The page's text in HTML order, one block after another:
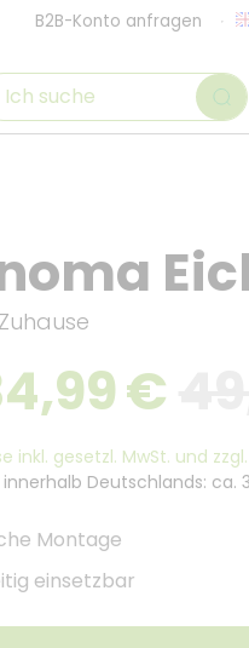
B2B-Konto anfragen
€
inkl. gesetzl. MwSt. und zzgl.
Deutschlands: ca.
Montage
einsetzbar